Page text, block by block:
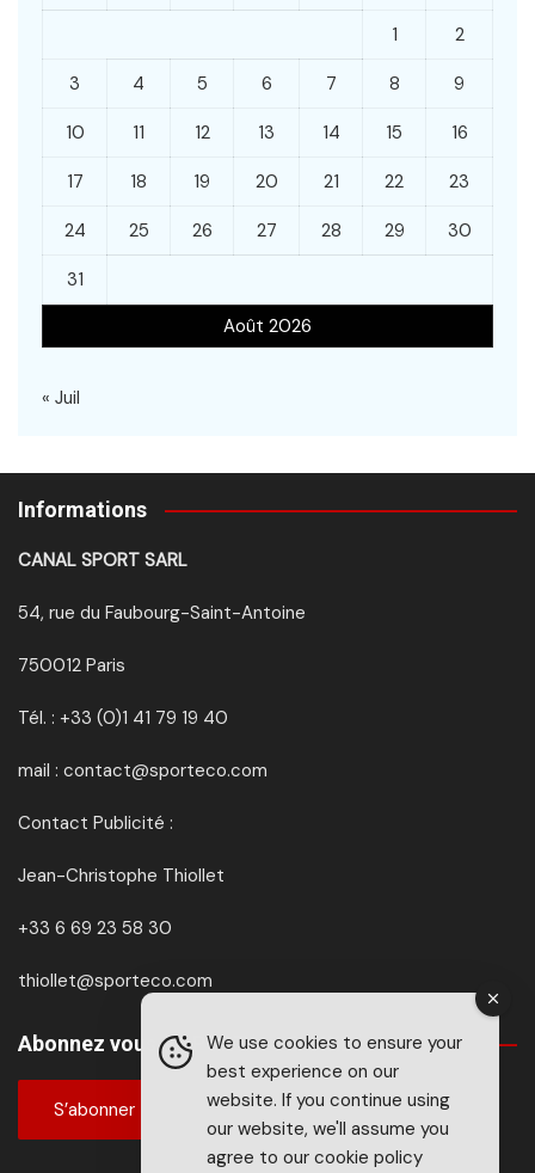
Août 2026
1 2
3 4 5 6 7 8 9
10 11 12 13 14 15 16
17 18 19 20 21 22 23
24 25 26 27 28 29 30
31
« Juil
Informations
CANAL SPORT SARL
54, rue du Faubourg-Saint-Antoine
750012 Paris
Tél. : +33 (0)1 41 79 19 40
mail : contact@sporteco.com
Contact Publicité :
Jean-Christophe Thiollet
+33 6 69 23 58 30
thiollet@sporteco.com
Abonnez vous à SPORTéco & BIKEéco
S’abonner
We use cookies to ensure your
best experience on our
website. If you continue using
our website, we'll assume you
agree to our cookie policy